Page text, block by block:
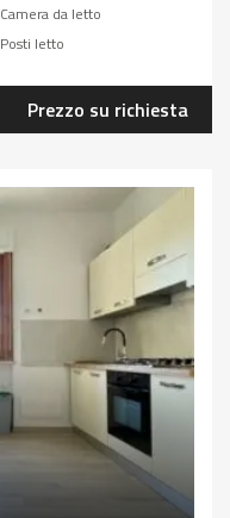
Camera da letto
Posti letto
Prezzo su richiesta